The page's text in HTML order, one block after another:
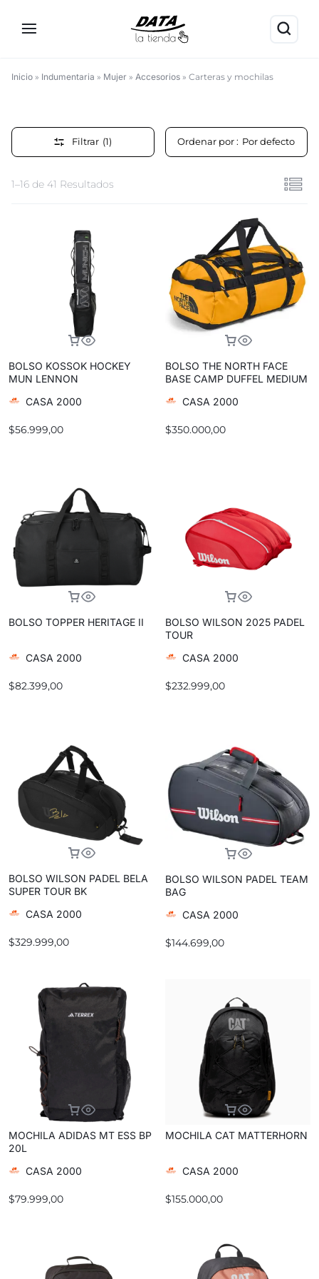
Inicio » Indumentaria » Mujer » Accesorios » Carteras y mochilas
Carteras
y
mochilas
Filtrar (1) Ordenar por : Por defecto
1–16 de 41 Resultados
BOLSO KOSSOK HOCKEY
MUN LENNON
CASA 2000
$56.999,00
BOLSO THE NORTH FACE
BASE CAMP DUFFEL MEDIUM
CASA 2000
$350.000,00
BOLSO TOPPER HERITAGE II
CASA 2000
$82.399,00
BOLSO WILSON 2025 PADEL
TOUR
CASA 2000
$232.999,00
BOLSO WILSON PADEL BELA
SUPER TOUR BK
CASA 2000
$329.999,00
BOLSO WILSON PADEL TEAM
BAG
CASA 2000
$144.699,00
MOCHILA ADIDAS MT ESS BP
20L
CASA 2000
$79.999,00
MOCHILA CAT MATTERHORN
CASA 2000
$155.000,00